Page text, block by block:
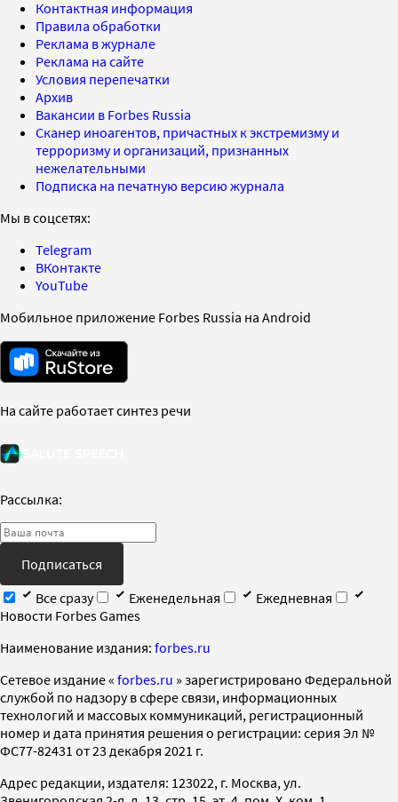
Контактная информация
Правила обработки
Реклама в журнале
Реклама на сайте
Условия перепечатки
Архив
Вакансии в Forbes Russia
Сканер иноагентов, причастных к экстремизму и
терроризму и организаций, признанных
нежелательными
Подписка на печатную версию журнала
Мы в соцсетях:
Telegram
ВКонтакте
YouTube
Мобильное приложение Forbes Russia на Android
На сайте работает синтез речи
Рассылка:
Подписаться
Все сразу
Еженедельная
Ежедневная
Новости Forbes Games
Наименование издания: forbes.ru
Cетевое издание « forbes.ru » зарегистрировано Федеральной
службой по надзору в сфере связи, информационных
технологий и массовых коммуникаций, регистрационный
номер и дата принятия решения о регистрации: серия Эл №
ФС77-82431 от 23 декабря 2021 г.
Адрес редакции, издателя: 123022, г. Москва, ул.